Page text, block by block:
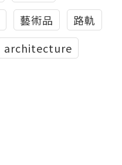
藝術品
路軌
architecture